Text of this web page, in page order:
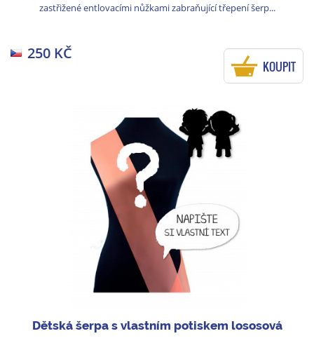
zastřižené entlovacími nůžkami zabraňující třepení šerp...
250 KČ
KOUPIT
Dětská šerpa s vlastním potiskem lososová